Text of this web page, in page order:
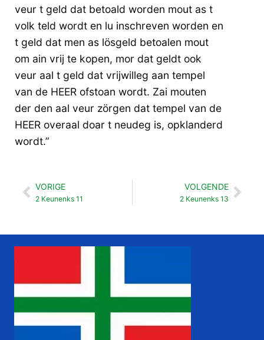
veur t geld dat betoald worden mout as t
volk teld wordt en lu inschreven worden en
t geld dat men as lösgeld betoalen mout
om ain vrij te kopen, mor dat geldt ook
veur aal t geld dat vrijwilleg aan tempel
van de HEER ofstoan wordt. Zai mouten
der den aal veur zörgen dat tempel van de
HEER overaal doar t neudeg is, opklanderd
wordt.”
Vorige
VORIGE
2 Keunenks 11
VOLGENDE
2 Keunenks 13